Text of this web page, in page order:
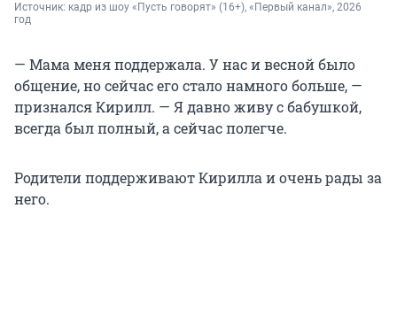
Источник: кадр из шоу «Пусть говорят» (16+), «Первый канал», 2026
год
— Мама меня поддержала. У нас и весной было
общение, но сейчас его стало намного больше, —
признался Кирилл. — Я давно живу с бабушкой,
всегда был полный, а сейчас полегче.
Родители поддерживают Кирилла и очень рады за
него.